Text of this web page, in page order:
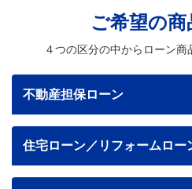
ご希望の商
４つの区分の中からローン商
不動産担保ローン
住宅ローン／リフォームロー